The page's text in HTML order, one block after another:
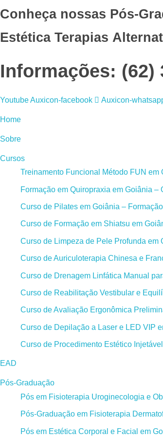
Conheça nossas Pós-
Estética Terapias
Informações: (62)
YoutubeAuxicon-facebook Auxicon-
Home
Sobre
Cursos
Treinamento Funcional Método FUN em
Formação em Quiropraxia em Goiânia –
Curso de Pilates em Goiânia –
Curso de Formação em Shiatsu em
Curso de Limpeza de Pele Profunda em
Curso de Auriculoterapia Chinesa e
Curso de Drenagem Linfática Manual
Curso de Reabilitação Vestibular e
Curso de Avaliação Ergonômica
Curso de Depilação a Laser e LED VIP
Curso de Procedimento Estético
EAD
Pós-Graduação
Pós em Fisioterapia Uroginecologia e
Pós-Graduação em Fisioterapia
Pós em Estética Corporal e Facial em